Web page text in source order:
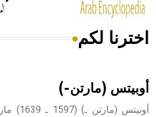
هل تعلم أن الأبسيد كلمة فرنسية
اخترنا لكم
أوبيتس (مارتن-)